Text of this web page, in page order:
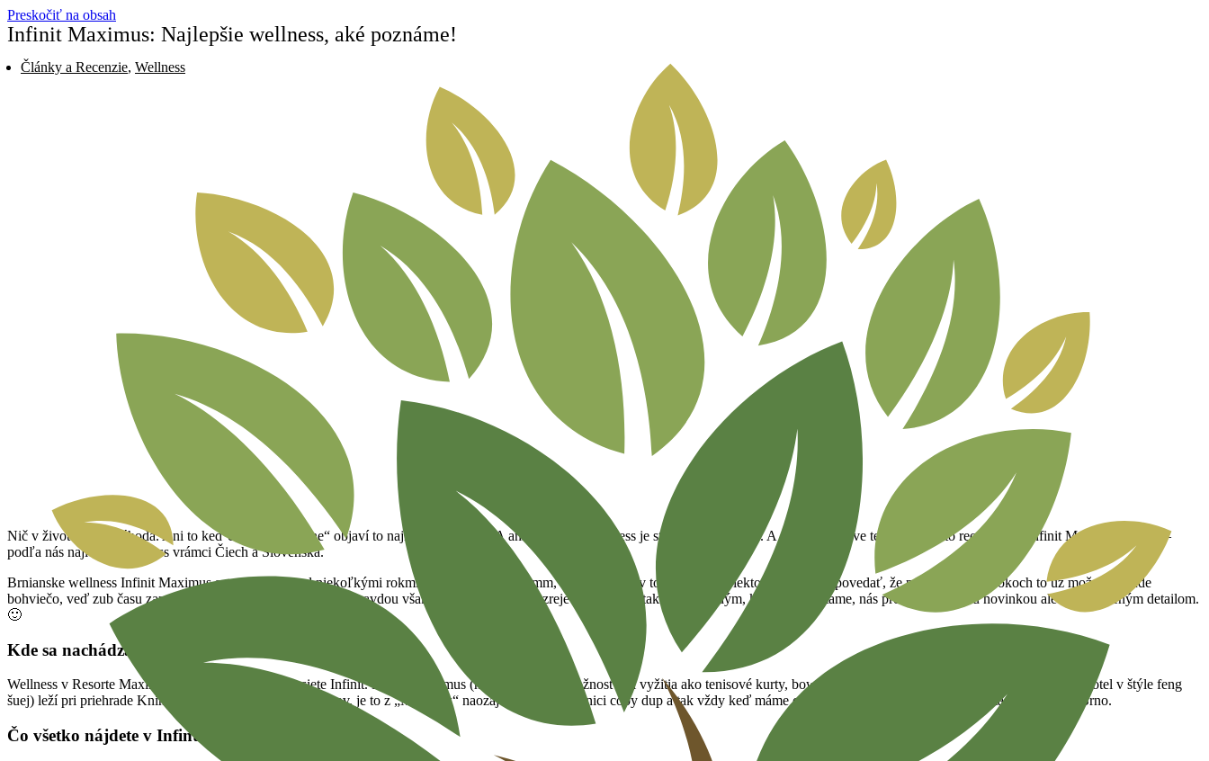
Preskočiť na obsah
Infinit Maximus: Najlepšie wellness, aké poznáme!
Články a Recenzie, Wellness
Nič v živote nie je náhoda. Ani to keď človek „náhodne“ objaví to najlepšie wellness. A ani to, keď to wellness je stále lepšie a lepšie. A ani to, že práve teraz čítate túto recenziu na Infinit Maximus v Brne –
podľa nás najlepšie wellness vrámci Čiech a Slovenska.
Brnianske wellness Infinit Maximus sme objavili pred niekoľkými rokmi. „Náhodne.“ 🙂 (Hmm, takých 5 rokov to asi bude). Niekto by si mohol povedať, že po tých piatich rokoch to už možno nebude
bohviečo, veď zub času zanechá stopu na každom wellness. Pravdou však je, že toto wellness zreje ako víno. A takmer zakaždým, keď sem zavítame, nás prekvapí nejakou novinkou alebo vylepšeným detailom.
🙂
Kde sa nachádza Infinit wellness Rezort Maximum?
Wellness v Resorte Maximus je pobočkou wellness siete Infinit. Rezort Maximus (hotel s rôznymi možnosťami vyžitia ako tenisové kurty, bowling, fitness, kongres a wellness, mimochodom hotel v štýle feng
šuej) leží pri priehrade Kníničky v Brne. Pre nás, Záhorákov, je to z „Mauacek“ naozaj kúsok, po diaľnici coby dup a tak vždy keď máme chuť na niečo extra, sadneme do auta a tradá smer Brno.
Čo všetko nájdete v Infint wellness Rezort Maximus?